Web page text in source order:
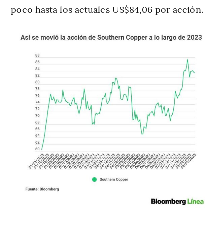
poco hasta los actuales US$84,06 por acción.